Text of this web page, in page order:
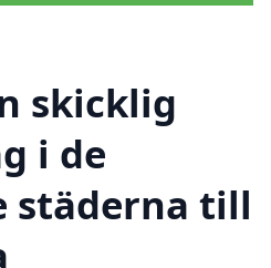
skicklig
i de
städerna till